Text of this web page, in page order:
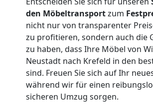
den Möbeltransportzum
nicht nur von transparenter
zu profitieren, sondern auch die
zu haben, dass Ihre Möbel von
Neustadt nach Krefeld in den
sind. Freuen Sie sich auf Ihr
während wir für einen
sicheren Umzug sorgen.
Expressumzug
Wiener
Neustadt
Tragehilfe